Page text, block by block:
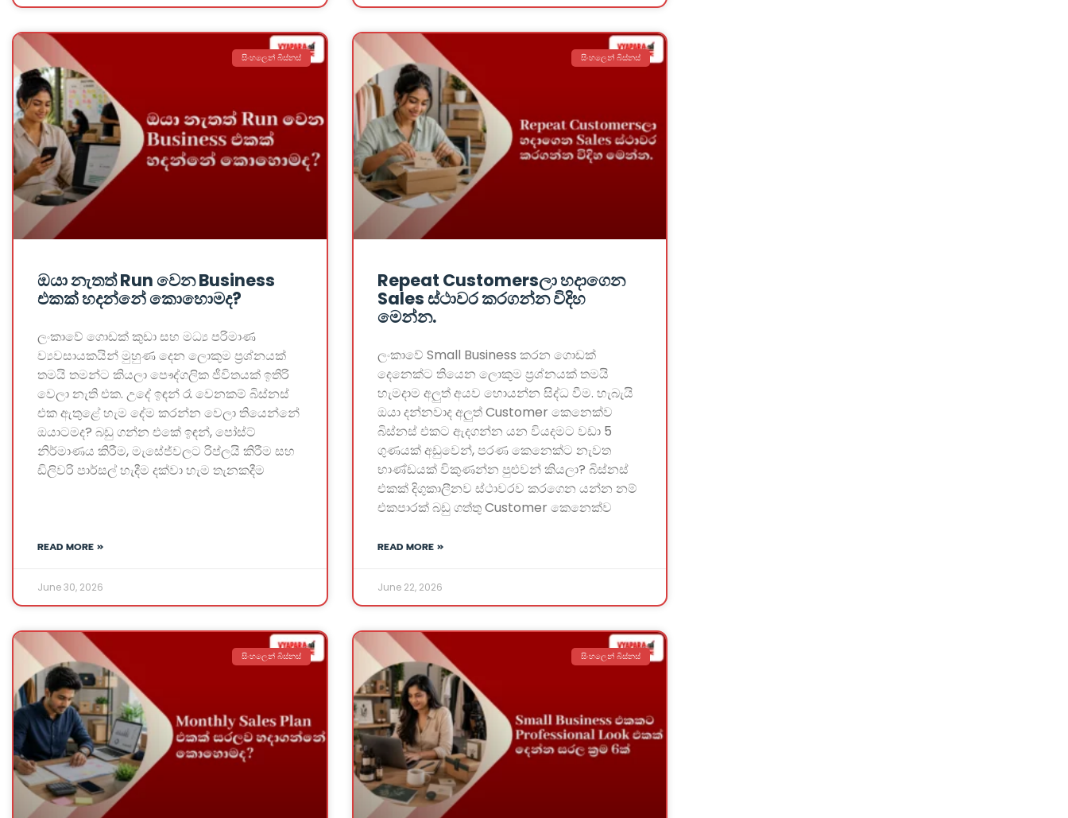
සිංහලෙන් බිස්නස්
ඔයා නැතත් Run වෙන Business
එකක් හදන්නේ කොහොමද?
ලංකාවේ ගොඩක් කුඩා සහ මධ්‍ය පරිමාණ
ව්‍යවසායකයින් මුහුණ දෙන ලොකුම ප්‍රශ්නයක්
තමයි තමන්ට කියලා පෞද්ගලික ජීවිතයක් ඉතිරි
වෙලා නැති එක. උදේ ඉඳන් රෑ වෙනකම් බිස්නස්
එක ඇතුළේ හැම දේම කරන්න වෙලා තියෙන්නේ
ඔයාටමද? බඩු ගන්න එකේ ඉඳන්, පෝස්ට්
නිර්මාණය කිරීම, මැසේජ්වලට රිප්ලයි කිරීම සහ
ඩිලිවරි පාර්සල් හැදීම දක්වා හැම තැනකදීම
READ MORE »
June 30, 2026
සිංහලෙන් බිස්නස්
Repeat Customersලා හදාගෙන
Sales ස්ථාවර කරගන්න විදිහ
මෙන්න.
ලංකාවේ Small Business කරන ගොඩක්
දෙනෙක්ට තියෙන ලොකුම ප්‍රශ්නයක් තමයි
හැමදාම අලුත් අයව හොයන්න සිද්ධ වීම. හැබැයි
ඔයා දන්නවාද අලුත් Customer කෙනෙක්ව
බිස්නස් එකට ඇදගන්න යන වියදමට වඩා 5
ගුණයක් අඩුවෙන්, පරණ කෙනෙක්ට නැවත
භාණ්ඩයක් විකුණන්න පුළුවන් කියලා? බිස්නස්
එකක් දිගුකාලීනව ස්ථාවරව කරගෙන යන්න නම්
එකපාරක් බඩු ගත්තු Customer කෙනෙක්ව
READ MORE »
June 22, 2026
සිංහලෙන් බිස්නස් සිංහලෙන් බිස්නස්